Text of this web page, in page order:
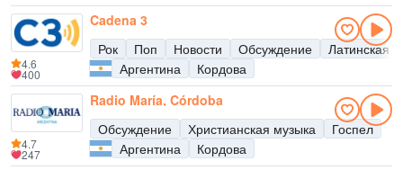
Cadena 3
Рок
Поп Новости Обсуждение
Латинская
Аргентина
Кордова
4.6
400
Radio María, Córdoba
Обсуждение
Христианская музыка
Госпел
Аргентина
Кордова
4.7
247